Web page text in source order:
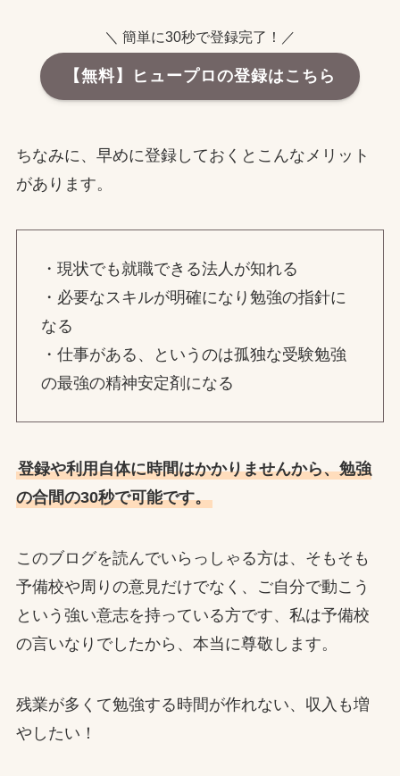
＼ 簡単に30秒で登録完了！／
【無料】ヒュープロの登録はこちら
ちなみに、早めに登録しておくとこんなメリット
があります。
・現状でも就職できる法人が知れる
・必要なスキルが明確になり勉強の指針に
なる
・仕事がある、というのは孤独な受験勉強
の最強の精神安定剤になる
登録や利用自体に時間はかかりませんから、勉強
の合間の30秒で可能です。
このブログを読んでいらっしゃる方は、そもそも
予備校や周りの意見だけでなく、ご自分で動こう
という強い意志を持っている方です、私は予備校
の言いなりでしたから、本当に尊敬します。
残業が多くて勉強する時間が作れない、収入も増
やしたい！